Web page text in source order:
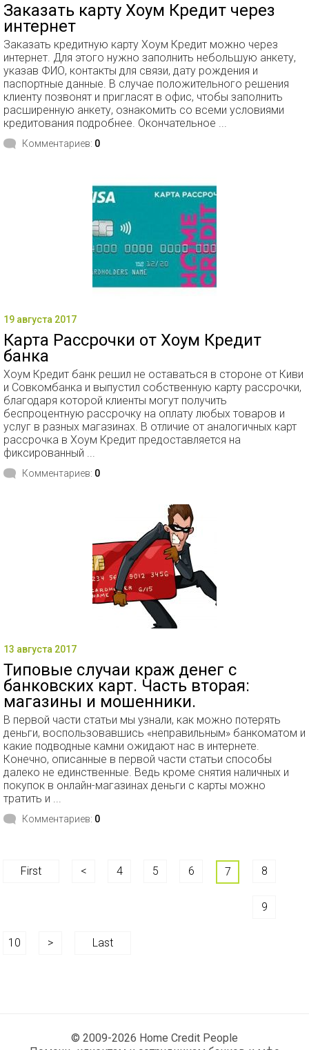
Заказать карту Хоум Кредит через
интернет
Заказать кредитную карту Хоум Кредит можно через
интернет. Для этого нужно заполнить небольшую анкету,
указав ФИО, контакты для связи, дату рождения и
паспортные данные. В случае положительного решения
клиенту позвонят и пригласят в офис, чтобы заполнить
расширенную анкету, ознакомить со всеми условиями
кредитования подробнее. Окончательное ...
Комментариев: 0
19 августа 2017
Карта Рассрочки от Хоум Кредит
банка
Хоум Кредит банк решил не оставаться в стороне от Киви
и Совкомбанка и выпустил собственную карту рассрочки,
благодаря которой клиенты могут получить
беспроцентную рассрочку на оплату любых товаров и
услуг в разных магазинах. В отличие от аналогичных карт
рассрочка в Хоум Кредит предоставляется на
фиксированный ...
Комментариев: 0
13 августа 2017
Типовые случаи краж денег с
банковских карт. Часть вторая:
магазины и мошенники.
В первой части статьи мы узнали, как можно потерять
деньги, воспользовавшись «неправильным» банкоматом и
какие подводные камни ожидают нас в интернете.
Конечно, описанные в первой части статьи способы
далеко не единственные. Ведь кроме снятия наличных и
покупок в онлайн-магазинах деньги с карты можно
тратить и ...
Комментариев: 0
First < 4 5 6 7 8
9
10 > Last
© 2009-2026 Home Credit People